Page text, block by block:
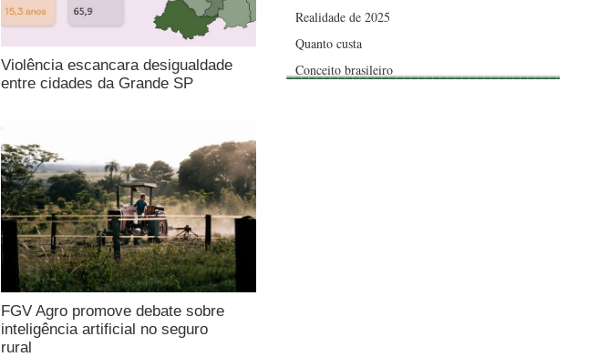
Violência escancara desigualdade
entre cidades da Grande SP
FGV Agro promove debate sobre
inteligência artificial no seguro
rural
Realidade de 2025
Quanto custa
Conceito brasileiro